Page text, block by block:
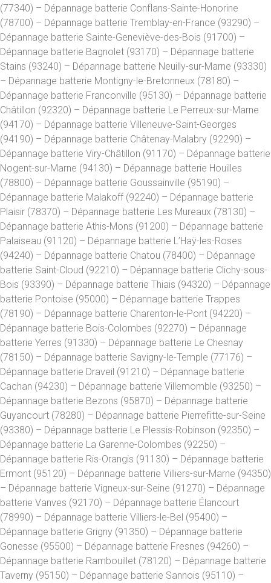
(77340) – Dépannage batterie Conflans-Sainte-Honorine
(78700) – Dépannage batterie Tremblay-en-France (93290) –
Dépannage batterie Sainte-Geneviève-des-Bois (91700) –
Dépannage batterie Bagnolet (93170) – Dépannage batterie
Stains (93240) – Dépannage batterie Neuilly-sur-Marne (93330)
– Dépannage batterie Montigny-le-Bretonneux (78180) –
Dépannage batterie Franconville (95130) – Dépannage batterie
Châtillon (92320) – Dépannage batterie Le Perreux-sur-Marne
(94170) – Dépannage batterie Villeneuve-Saint-Georges
(94190) – Dépannage batterie Châtenay-Malabry (92290) –
Dépannage batterie Viry-Châtillon (91170) – Dépannage batterie
Nogent-sur-Marne (94130) – Dépannage batterie Houilles
(78800) – Dépannage batterie Goussainville (95190) –
Dépannage batterie Malakoff (92240) – Dépannage batterie
Plaisir (78370) – Dépannage batterie Les Mureaux (78130) –
Dépannage batterie Athis-Mons (91200) – Dépannage batterie
Palaiseau (91120) – Dépannage batterie L’Haÿ-les-Roses
(94240) – Dépannage batterie Chatou (78400) – Dépannage
batterie Saint-Cloud (92210) – Dépannage batterie Clichy-sous-
Bois (93390) – Dépannage batterie Thiais (94320) – Dépannage
batterie Pontoise (95000) – Dépannage batterie Trappes
(78190) – Dépannage batterie Charenton-le-Pont (94220) –
Dépannage batterie Bois-Colombes (92270) – Dépannage
batterie Yerres (91330) – Dépannage batterie Le Chesnay
(78150) – Dépannage batterie Savigny-le-Temple (77176) –
Dépannage batterie Draveil (91210) – Dépannage batterie
Cachan (94230) – Dépannage batterie Villemomble (93250) –
Dépannage batterie Bezons (95870) – Dépannage batterie
Guyancourt (78280) – Dépannage batterie Pierrefitte-sur-Seine
(93380) – Dépannage batterie Le Plessis-Robinson (92350) –
Dépannage batterie La Garenne-Colombes (92250) –
Dépannage batterie Ris-Orangis (91130) – Dépannage batterie
Ermont (95120) – Dépannage batterie Villiers-sur-Marne (94350)
– Dépannage batterie Vigneux-sur-Seine (91270) – Dépannage
batterie Vanves (92170) – Dépannage batterie Élancourt
(78990) – Dépannage batterie Villiers-le-Bel (95400) –
Dépannage batterie Grigny (91350) – Dépannage batterie
Gonesse (95500) – Dépannage batterie Fresnes (94260) –
Dépannage batterie Rambouillet (78120) – Dépannage batterie
Taverny (95150) – Dépannage batterie Sannois (95110) –